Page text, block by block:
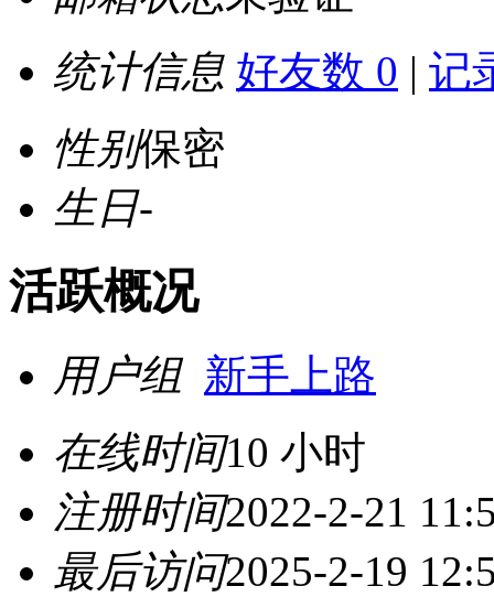
统计信息 好友数 0 | 记
性别保密
生日-
活跃概况
用户组 新手上路
在线时间10 小时
注册时间2022-2-21
最后访问2025-2-19